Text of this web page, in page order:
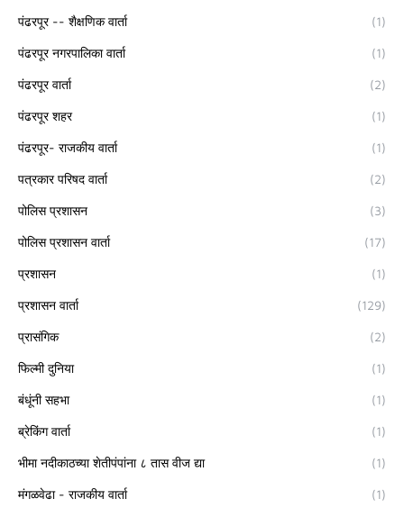
पंढरपूर -- शैक्षणिक वार्ता (1)
पंढरपूर नगरपालिका वार्ता (1)
पंढरपूर वार्ता (2)
पंढरपूर शहर (1)
पंढरपूर- राजकीय वार्ता (1)
पत्रकार परिषद वार्ता (2)
पोलिस प्रशासन (3)
पोलिस प्रशासन वार्ता (17)
प्रशासन (1)
प्रशासन वार्ता (129)
प्रासंगिक (2)
फिल्मी दुनिया (1)
बंधूंनी सहभा (1)
ब्रेकिंग वार्ता (1)
भीमा नदीकाठच्या शेतीपंपांना ८ तास वीज द्या (1)
मंगळवेढा - राजकीय वार्ता (1)